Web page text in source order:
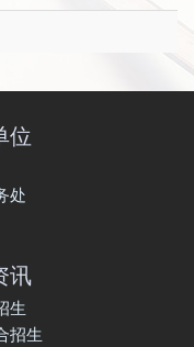
位
处
讯
生
招生